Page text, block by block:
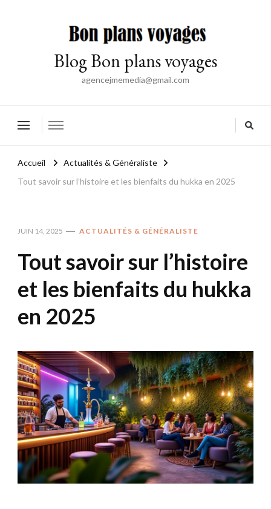
Blog Bon plans voyages
agencejmemedia@gmail.com
Accueil
Actualités & Généraliste
Tout savoir sur l’histoire et les bienfaits du hukka en 2025
JUIN 14, 2025 ACTUALITÉS & GÉNÉRALISTE
Tout savoir sur l’histoire
et les bienfaits du hukka
en 2025